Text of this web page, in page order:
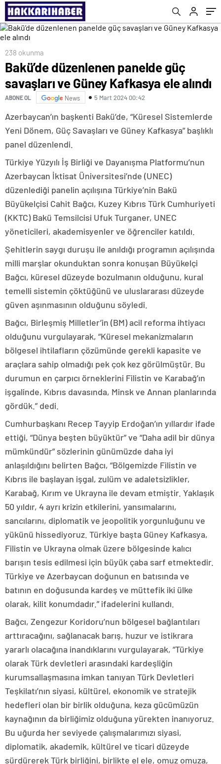
238 okunma
Bakü’de düzenlenen panelde güç
savaşları ve Güney Kafkasya ele alındı
ABONE OL News 5 Mart 2024 00:42
Azerbaycan’ın başkenti Bakü’de, “Küresel Sistemlerde
Yeni Dönem, Güç Savaşları ve Güney Kafkasya” başlıklı
panel düzenlendi.
Türkiye Yüzyılı İş Birliği ve Dayanışma Platformu’nun
Azerbaycan İktisat Üniversitesi’nde (UNEC)
düzenlediği panelin açılışına Türkiye’nin Bakü
Büyükelçisi Cahit Bağcı, Kuzey Kıbrıs Türk Cumhuriyeti
(KKTC) Bakü Temsilcisi Ufuk Turganer, UNEC
yöneticileri, akademisyenler ve öğrenciler katıldı.
Şehitlerin saygı duruşu ile anıldığı programın açılışında
milli marşlar okunduktan sonra konuşan Büyükelçi
Bağcı, küresel düzeyde bozulmanın olduğunu, kural
temelli sistemin çöktüğünü ve uluslararası düzeyde
güven aşınmasının olduğunu söyledi.
Bağcı, Birleşmiş Milletler’in (BM) acil reforma ihtiyacı
olduğunu vurgulayarak, “Küresel mekanizmaların
bölgesel ihtilafların çözümünde gerekli kapasite ve
araçlara sahip olmadığı pek çok kez görülmüştür. Bu
durumun en çarpıcı örneklerini Filistin ve Karabağ’ın
işgalinde, Kıbrıs davasında, Minsk ve Annan planlarında
gördük.” dedi.
Cumhurbaşkanı Recep Tayyip Erdoğan’ın yıllardır ifade
ettiği, “Dünya beşten büyüktür” ve “Daha adil bir dünya
mümkündür” sözlerinin günümüzde daha iyi
anlaşıldığını belirten Bağcı, “Bölgemizde Filistin ve
Kıbrıs ile başlayan işgal, zulüm ve adaletsizlikler,
Karabağ, Kırım ve Ukrayna ile devam etmiştir. Yaklaşık
50 yıldır, 4 ayrı krizin etkilerini, yansımalarını,
sancılarını, diplomatik ve jeopolitik yorgunluğunu ve
yükünü hissediyoruz. Türkiye başta Güney Kafkasya,
Filistin ve Ukrayna olmak üzere bölgesinde kalıcı
barışın tesis edilmesi için büyük çaba sarf etmektedir.
Türkiye ve Azerbaycan doğunun en batısında ve
batının en doğusunda kardeş ve müttefik iki ülke
olarak, kilit konumdadır.” ifadelerini kullandı.
Bağcı, Zengezur Koridoru’nun bölgesel bağlantıları
arttıracağını, sağlanacak barış, huzur ve istikrara
yararlı olacağına inandıklarını vurgulayarak, “Türkiye
olarak Türk devletleri arasındaki kardeşliğin
kurumsallaşmasına imkan tanıyan Türk Devletleri
Teşkilatı’nın siyasi, kültürel, ekonomik ve stratejik
hedefleri olan bir birlik olduğuna, keza gücümüzün
kaynağının da birliğimiz olduğuna yürekten inanıyoruz.
Bu uğurda her seviyede çalışmalarımızı siyasi,
diplomatik, akademik, kültürel ve ticari düzeyde
sürdürerek Türk birliğini, birlikte el ele, omuz omuza,